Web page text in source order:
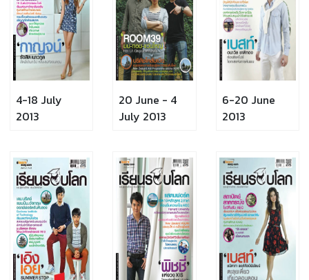
4-18 July
2013
20 June - 4
July 2013
6-20 June
2013